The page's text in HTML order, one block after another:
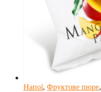
Напої, Фруктове пюре,